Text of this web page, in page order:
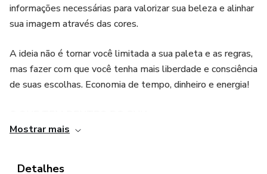
informações necessárias para valorizar sua beleza e alinhar
sua imagem através das cores.
A ideia não é tornar você limitada a sua paleta e as regras,
mas fazer com que você tenha mais liberdade e consciência
de suas escolhas. Economia de tempo, dinheiro e energia!
Mostrar mais
Detalhes